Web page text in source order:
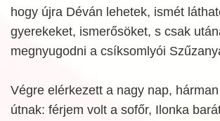
hogy újra Déván lehetek, ismét
gyerekeket, ismerősöket, s csak
megnyugodni a csíksomlyói
Végre elérkezett a nagy nap,
útnak: férjem volt a sofőr, Ilonka